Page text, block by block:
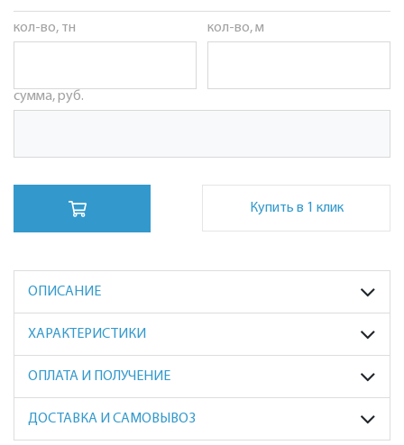
кол-во, тн кол-во, м
сумма, руб.
Купить в 1 клик
ОПИСАНИЕ
ХАРАКТЕРИСТИКИ
ОПЛАТА И ПОЛУЧЕНИЕ
ДОСТАВКА И САМОВЫВОЗ